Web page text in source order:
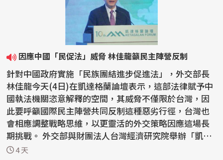
因應中國「民促法」威脅 林佳龍籲民主陣營反制
針對中國政府實施「民族團結進步促進法」，外交部長
林佳龍今天(4日)在凱達格蘭論壇表示，這部法律賦予中
國執法機關恣意解釋的空間，其威脅不僅限於台灣，因
此要呼籲國際民主陣營共同反制這種惡劣行徑，台灣也
會相應調整戰略思維，以更靈活的外交策略因應這場長
期挑戰。 外交部與財團法人台灣經濟研究院舉辦「凱達
格蘭...
4 天